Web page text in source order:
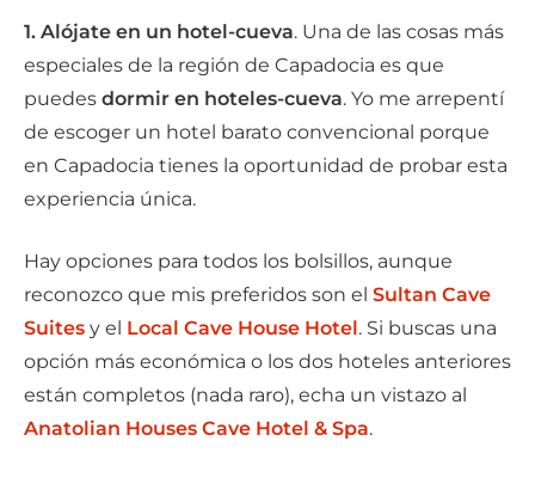
1. Alójate en un hotel-cueva. Una de las cosas más
especiales de la región de Capadocia es que
puedes dormir en hoteles-cueva. Yo me arrepentí
de escoger un hotel barato convencional porque
en Capadocia tienes la oportunidad de probar esta
experiencia única.
Hay opciones para todos los bolsillos, aunque
reconozco que mis preferidos son el Sultan Cave
Suites y el Local Cave House Hotel. Si buscas una
opción más económica o los dos hoteles anteriores
están completos (nada raro), echa un vistazo al
Anatolian Houses Cave Hotel & Spa.